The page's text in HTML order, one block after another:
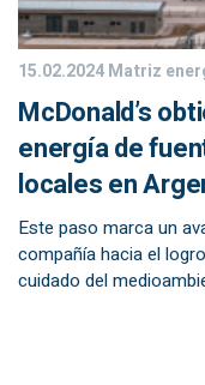
15.02.2024Matriz
McDonald’s
energía de
locales en
Este paso marca un
compañía hacia el
cuidado del